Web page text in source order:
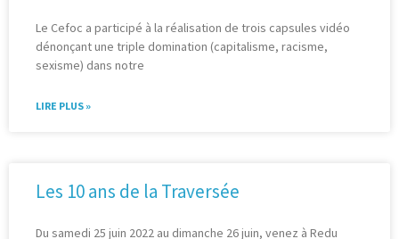
Le Cefoc a participé à la réalisation de trois capsules vidéo
dénonçant une triple domination (capitalisme, racisme,
sexisme) dans notre
LIRE PLUS »
Les 10 ans de la Traversée
Du samedi 25 juin 2022 au dimanche 26 juin, venez à Redu